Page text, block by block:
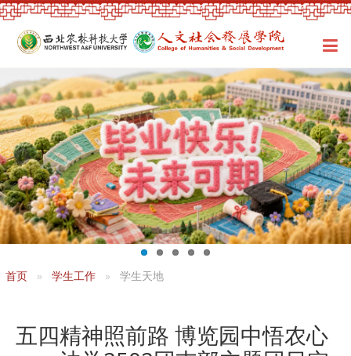
首页 学生工作 学生天地
五四精神照前路 博览园中悟农心